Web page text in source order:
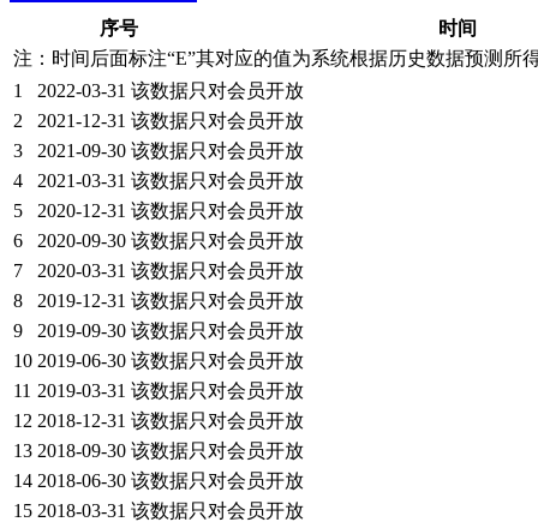
序号
时间
注：时间后面标注“E”其对应的值为系统根据历史数据预测所
1
2022-03-31 该数据只对会员开放
2
2021-12-31 该数据只对会员开放
3
2021-09-30 该数据只对会员开放
4
2021-03-31 该数据只对会员开放
5
2020-12-31 该数据只对会员开放
6
2020-09-30 该数据只对会员开放
7
2020-03-31 该数据只对会员开放
8
2019-12-31 该数据只对会员开放
9
2019-09-30 该数据只对会员开放
10 2019-06-30 该数据只对会员开放
11 2019-03-31 该数据只对会员开放
12 2018-12-31 该数据只对会员开放
13 2018-09-30 该数据只对会员开放
14 2018-06-30 该数据只对会员开放
15 2018-03-31 该数据只对会员开放